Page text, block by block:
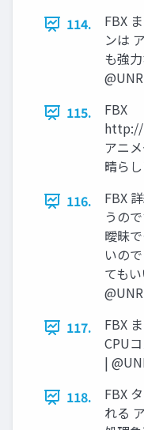
114.
FBX
ンは
も強
115.
FBX
http://
アニ
晴ら
116.
FBX
うの
曖昧
いの
ても
117.
FBX
CPU
|
118.
FBX
れる